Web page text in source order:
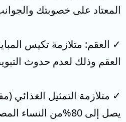
المعتاد على خصوبتك
✓ العقم: متلازمة تكيس
العقم وذلك لعدم حدوث
✓ متلازمة التمثيل الغذائي
يصل إلى 80%من